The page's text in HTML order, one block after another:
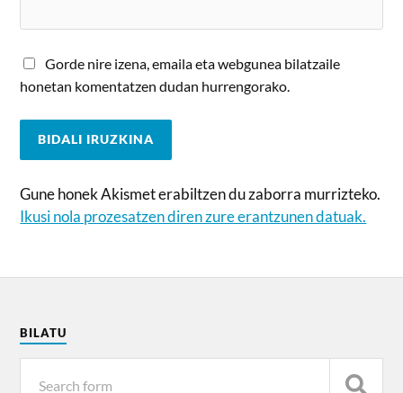
Gorde nire izena, emaila eta webgunea bilatzaile
honetan komentatzen dudan hurrengorako.
Gune honek Akismet erabiltzen du zaborra murrizteko.
Ikusi nola prozesatzen diren zure erantzunen datuak.
BILATU